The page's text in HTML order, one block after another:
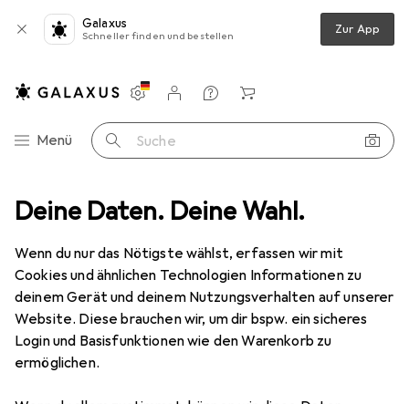
Deine Daten. Deine Wahl.
Wenn du nur das Nötigste wählst, erfassen wir mit
Cookies und ähnlichen Technologien Informationen zu
deinem Gerät und deinem Nutzungsverhalten auf unserer
Website. Diese brauchen wir, um dir bspw. ein sicheres
Login und Basisfunktionen wie den Warenkorb zu
ermöglichen.
Galaxus
Schneller finden und bestellen Zur App
Navigation nach Kategorien
Menü Suche
Einstellungen
Kundenkonto
Vergleichslisten
Merklisten
Warenkorb
AP201 Produktbewertungen Super kompakter mATX Case
EUR
67,73
ASUS
Prime AP201
mATX, Mini-ITX